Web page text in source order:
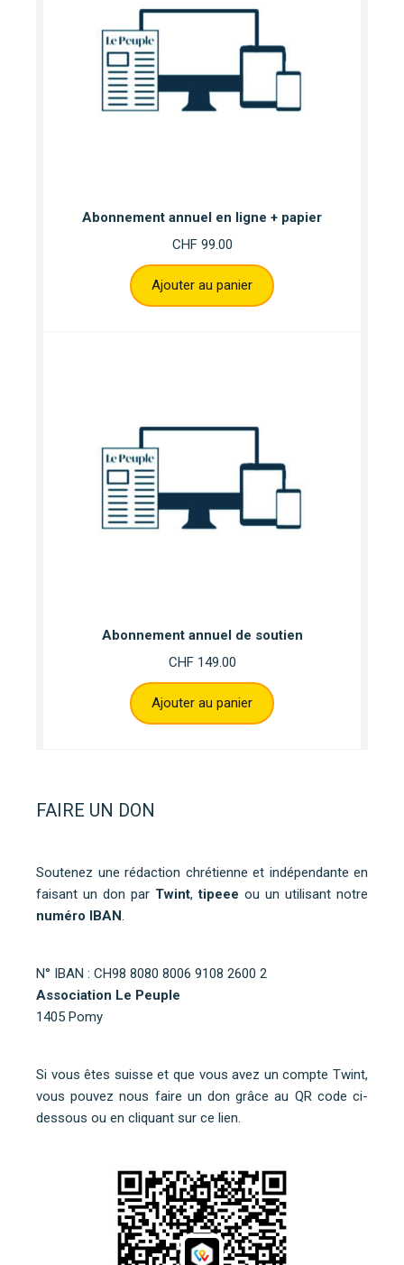
Abonnement annuel en ligne + papier
CHF99.00
Ajouter au panier
Abonnement annuel de soutien
CHF149.00
Ajouter au panier
FAIRE UN DON
Soutenez une rédaction chrétienne et indépendante en
faisant un don par Twint,tipeee ou un utilisant notre
numéro IBAN.
N° IBAN : CH98 8080 8006 9108 2600 2
Association Le Peuple
1405 Pomy
Si vous êtes suisse et que vous avez un compte Twint,
vous pouvez nous faire un don grâce au QR code ci-
dessous ou en cliquant sur ce lien.